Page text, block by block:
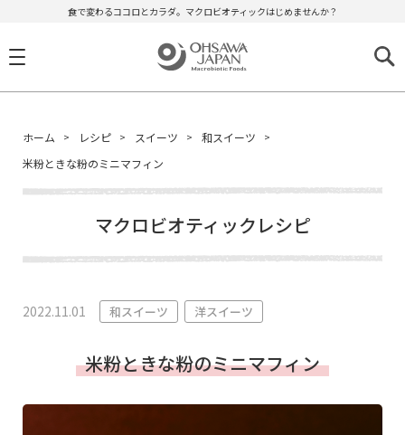
食で変わるココロとカラダ。マクロビオティックはじめませんか？
ホーム レシピ スイーツ
和スイーツ
米粉ときな粉のミニマフィン
マクロビオティックレシピ
2022.11.01 和スイーツ 洋スイーツ
米粉ときな粉のミニマフィン